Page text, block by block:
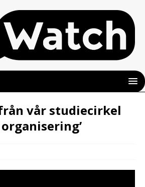
vår studiecirkel